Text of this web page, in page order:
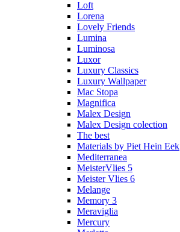
Loft
Lorena
Lovely Friends
Lumina
Luminosa
Luxor
Luxury Classics
Luxury Wallpaper
Mac Stopa
Magnifica
Malex Design
Malex Design colection
The best
Materials by Piet Hein Eek
Mediterranea
MeisterVlies 5
Meister Vlies 6
Melange
Memory 3
Meraviglia
Mercury